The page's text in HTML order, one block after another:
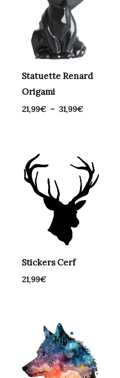
Statuette Renard
Origami
21,99€ – 31,99€
Stickers Cerf
21,99€
prix :
18,99€
à
31,99€